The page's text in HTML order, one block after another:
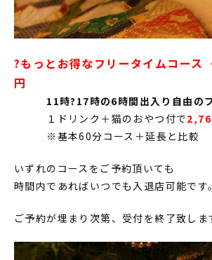
?もっとお得なフリータイムコース
円
11時?17時の6時間出入り自由の
１ドリンク＋猫のおやつ付で
※基本60分コース＋延長と比較
いずれのコースをご予約頂いても
時間内であればいつでも入退店可能です。
ご予約が埋まり次第、受付を終了致し